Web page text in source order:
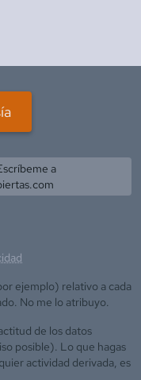
a
ejemplo) relativo a cada
No me lo atribuyo.
de los datos
posible). Lo que hagas
actividad derivada, es